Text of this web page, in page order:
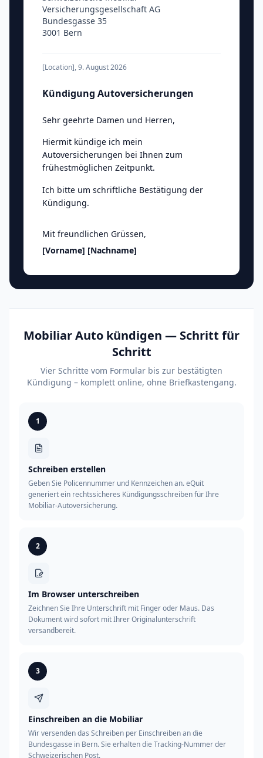
Versicherungsgesellschaft AG
Bundesgasse 35
3001 Bern
[Location],9. August 2026
Kündigung Autoversicherungen
Sehr geehrte Damen und Herren,
Hiermit kündige ich mein
Autoversicherungen bei Ihnen zum
frühestmöglichen Zeitpunkt.
Ich bitte um schriftliche Bestätigung der
Kündigung.
Mit freundlichen Grüssen,
[Vorname] [Nachname]
Mobiliar Auto kündigen — Schritt für
Schritt
Vier Schritte vom Formular bis zur bestätigten
Kündigung – komplett online, ohne Briefkastengang.
1
Schreiben erstellen
Geben Sie Policennummer und Kennzeichen an. eQuit
generiert ein rechtssicheres Kündigungsschreiben für Ihre
Mobiliar-Autoversicherung.
2
Im Browser unterschreiben
Zeichnen Sie Ihre Unterschrift mit Finger oder Maus. Das
Dokument wird sofort mit Ihrer Originalunterschrift
versandbereit.
3
Einschreiben an die Mobiliar
Wir versenden das Schreiben per Einschreiben an die
Bundesgasse in Bern. Sie erhalten die Tracking-Nummer der
Schweizerischen Post.